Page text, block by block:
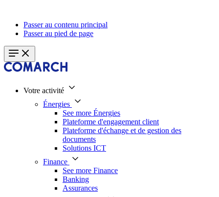
Passer au contenu principal
Passer au pied de page
Votre activité
Énergies
See more Énergies
Plateforme d'engagement client
Plateforme d'échange et de gestion des
documents
Solutions ICT
Finance
See more Finance
Banking
Assurances